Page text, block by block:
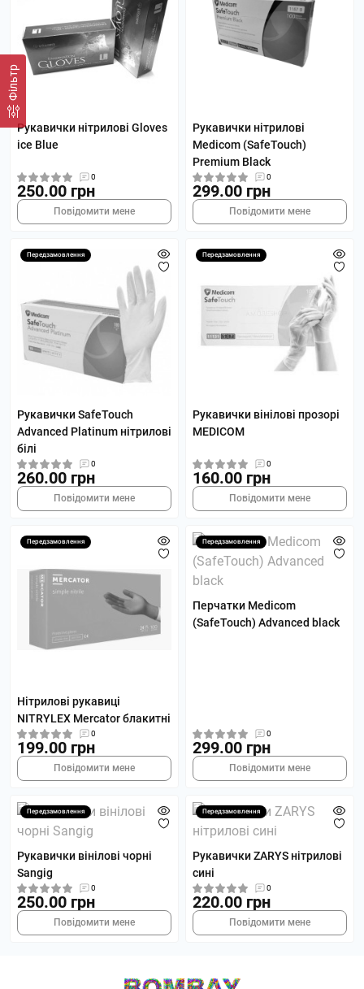
Фільтр
Рукавички нітрилові Gloves
ice Blue
0
250.00 грн
Повідомити мене
Рукавички нітрилові
Medicom (SafeTouch)
Premium Black
0
299.00 грн
Повідомити мене
Передзамовлення
Рукавички SafeTouch
Advanced Platinum нітрилові
білі
0
260.00 грн
Повідомити мене
Передзамовлення
Рукавички вінілові прозорі
MEDICOM
0
160.00 грн
Повідомити мене
Передзамовлення
Нітрилові рукавиці
NITRYLEX Mercator блакитні
0
199.00 грн
Повідомити мене
Передзамовлення
Перчатки Medicom
(SafeTouch) Advanced black
0
299.00 грн
Повідомити мене
Передзамовлення
Рукавички вінілові чорні
Sangig
0
250.00 грн
Повідомити мене
Передзамовлення
Рукавички ZARYS нітрилові
сині
0
220.00 грн
Повідомити мене